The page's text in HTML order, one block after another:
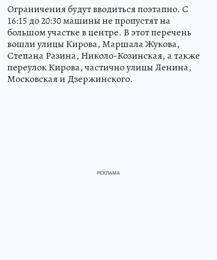
Ограничения будут вводиться поэтапно. С
16:15 до 20:30 машины не пропустят на
большом участке в центре. В этот перечень
вошли улицы Кирова, Маршала Жукова,
Степана Разина, Николо-Козинская, а также
переулок Кирова, частично улицы Ленина,
Московская и Дзержинского.